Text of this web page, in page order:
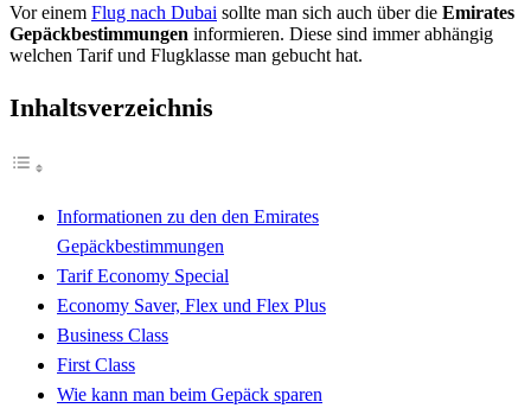
Vor einem Flug nach Dubai sollte man sich auch über die Emirates
Gepäckbestimmungen informieren. Diese sind immer abhängig
welchen Tarif und Flugklasse man gebucht hat.
Inhaltsverzeichnis
Informationen zu den den Emirates
Gepäckbestimmungen
Tarif Economy Special
Economy Saver, Flex und Flex Plus
Business Class
First Class
Wie kann man beim Gepäck sparen